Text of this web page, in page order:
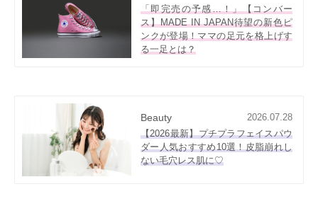
「即完売の予感…！」【コンバー
ス】MADE IN JAPAN待望の新色ピ
ンクが登場！ママの足元を格上げす
る一足とは？
Beauty
2026.07.28
【2026最新】プチプラフェイスパウ
ダー人気おすすめ10選！皮脂崩れし
ない毛穴レス肌に♡